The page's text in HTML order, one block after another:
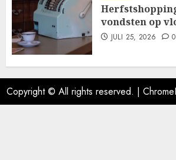
vondsten op
JULI 25, 2026 0
Copyright © All rights reserved. |